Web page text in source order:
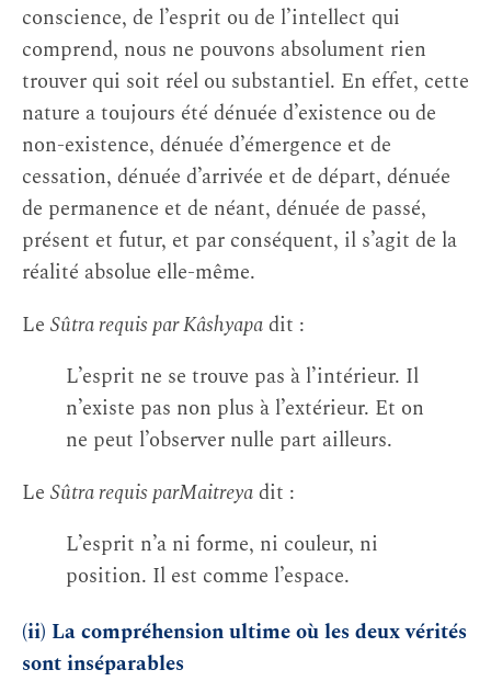
conscience, de l’esprit ou de l’intellect qui
comprend, nous ne pouvons absolument rien
trouver qui soit réel ou substantiel. En effet, cette
nature a toujours été dénuée d’existence ou de
non-existence, dénuée d’émergence et de
cessation, dénuée d’arrivée et de départ, dénuée
de permanence et de néant, dénuée de passé,
présent et futur, et par conséquent, il s’agit de la
réalité absolue elle-même.
Le Sûtra requis par Kâshyapadit :
L’esprit ne se trouve pas à l’intérieur. Il
n’existe pas non plus à l’extérieur. Et on
ne peut l’observer nulle part ailleurs.
Le Sûtra requis parMaitreyadit :
L’esprit n’a ni forme, ni couleur, ni
position. Il est comme l’espace.
(ii) La compréhension ultime où les deux vérités
sont inséparables